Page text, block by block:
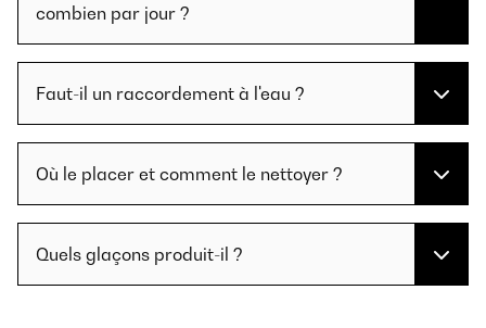
combien par jour ?
Faut-il un raccordement à l'eau ?
Où le placer et comment le nettoyer ?
Quels glaçons produit-il ?